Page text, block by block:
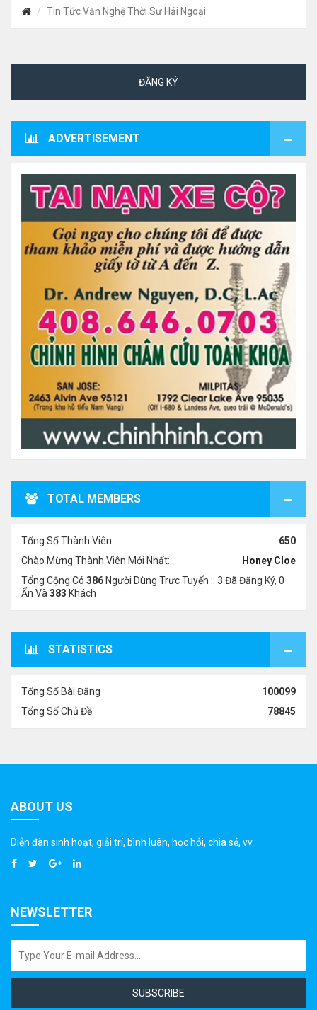
Tin Tức Văn Nghệ Thời Sự Hải Ngoại
ĐĂNG KÝ
ADVERTISEMENT
TOTAL MEMBERS
Tổng Số Thành Viên
650
Chào Mừng Thành Viên Mới Nhất:
Honey Cloe
Tổng Cộng Có 386 Người Dùng Trực Tuyến :: 3 Đã Đăng Ký, 0
Ẩn Và 383 Khách
STATISTICS
Tổng Số Bài Đăng
100099
Tổng Số Chủ Đề
78845
ABOUT US
Diễn đàn sinh hoạt, giải trí, bình luân, học hỏi, chia sẻ, vv.
NEWSLETTER
SUBSCRIBE